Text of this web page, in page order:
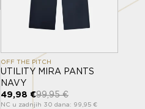
OFF THE PITCH
UTILITY MIRA PANTS
NAVY
49,98 €99,95 €
NC u zadnjih 30 dana: 99,95 €